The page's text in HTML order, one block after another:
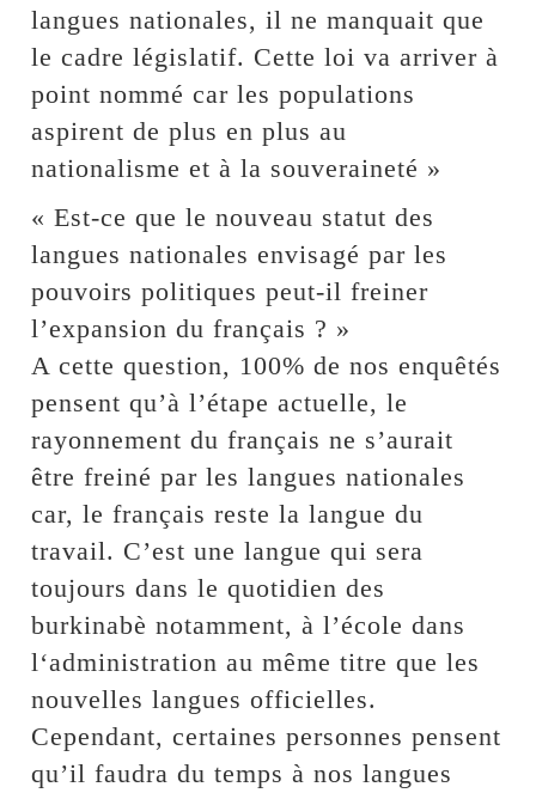
langues nationales, il ne manquait que
le cadre législatif. Cette loi va arriver à
point nommé car les populations
aspirent de plus en plus au
nationalisme et à la souveraineté »
« Est-ce que le nouveau statut des
langues nationales envisagé par les
pouvoirs politiques peut-il freiner
l’expansion du français ? »
A cette question, 100% de nos enquêtés
pensent qu’à l’étape actuelle, le
rayonnement du français ne s’aurait
être freiné par les langues nationales
car, le français reste la langue du
travail. C’est une langue qui sera
toujours dans le quotidien des
burkinabè notamment, à l’école dans
l‘administration au même titre que les
nouvelles langues officielles.
Cependant, certaines personnes pensent
qu’il faudra du temps à nos langues